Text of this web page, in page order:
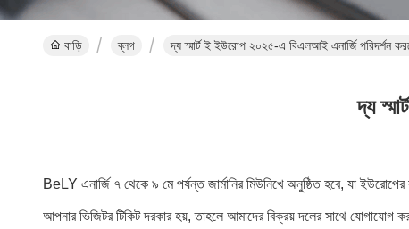
বাড়ি ব্লগ দ্য স্মার্ট ই ইউরোপ ২০২৫-এ বিএলআই এনার্জি পরিদর্শন
দ্য
BeLY এনার্জি ৭ থেকে ৯ মে পর্যন্ত জার্মানির মিউনিখে অনুষ্ঠিত হবে, যা
আপনার ভিজিটর টিকিট দরকার হয়, তাহলে আমাদের বিক্রয় দলের সাথে যোগাযোগ